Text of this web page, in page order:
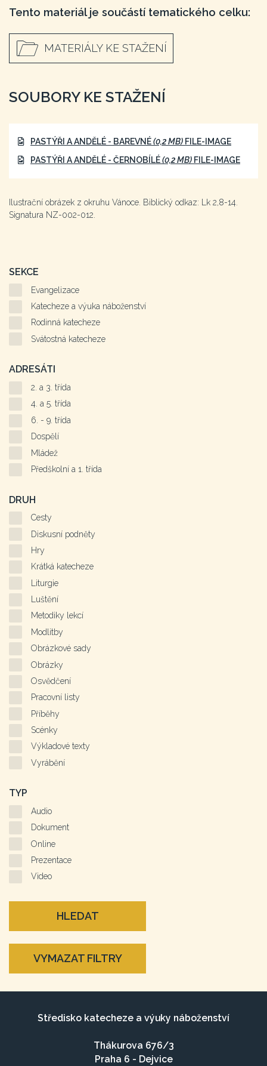
Tento materiál je součástí tematického celku:
MATERIÁLY KE STAŽENÍ
SOUBORY KE STAŽENÍ
PASTÝŘI A ANDĚLÉ - BAREVNÉ(0,2 MB) FILE-IMAGE
PASTÝŘI A ANDĚLÉ - ČERNOBÍLÉ(0,2 MB) FILE-IMAGE
Ilustrační obrázek z okruhu Vánoce. Biblický odkaz: Lk 2,8-14.
Signatura NZ-002-012.
SEKCE
Evangelizace
Katecheze a výuka náboženství
Rodinná katecheze
Svátostná katecheze
ADRESÁTI
2. a 3. třída
4. a 5. třída
6. - 9. třída
Dospělí
Mládež
Předškolní a 1. třída
DRUH
Cesty
Diskusní podněty
Hry
Krátká katecheze
Liturgie
Luštění
Metodiky lekcí
Modlitby
Obrázkové sady
Obrázky
Osvědčení
Pracovní listy
Příběhy
Scénky
Výkladové texty
Vyrábění
TYP
Audio
Dokument
Online
Prezentace
Video
HLEDAT
VYMAZAT FILTRY
Středisko katecheze a výuky náboženství
Thákurova 676/3
Praha 6 - Dejvice